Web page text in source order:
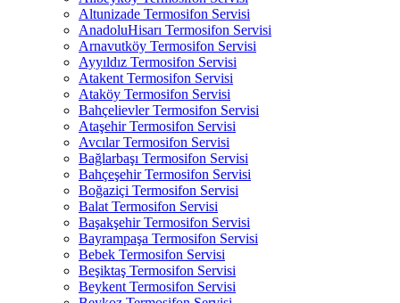
Altunizade Termosifon Servisi
AnadoluHisarı Termosifon Servisi
Arnavutköy Termosifon Servisi
Ayyıldız Termosifon Servisi
Atakent Termosifon Servisi
Ataköy Termosifon Servisi
Bahçelievler Termosifon Servisi
Ataşehir Termosifon Servisi
Avcılar Termosifon Servisi
Bağlarbaşı Termosifon Servisi
Bahçeşehir Termosifon Servisi
Boğaziçi Termosifon Servisi
Balat Termosifon Servisi
Başakşehir Termosifon Servisi
Bayrampaşa Termosifon Servisi
Bebek Termosifon Servisi
Beşiktaş Termosifon Servisi
Beykent Termosifon Servisi